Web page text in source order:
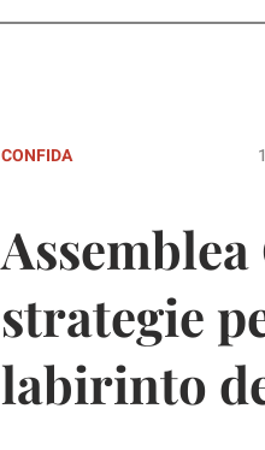
CONFIDA
strategie
labirinto